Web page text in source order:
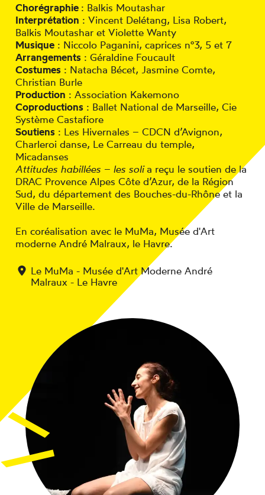
Chorégraphie : Balkis Moutashar
Interprétation : Vincent Delétang, Lisa Robert,
Balkis Moutashar et Violette Wanty
Musique : Niccolo Paganini, caprices n°3, 5 et 7
Arrangements : Géraldine Foucault
Costumes : Natacha Bécet, Jasmine Comte,
Christian Burle
Production : Association Kakemono
Coproductions : Ballet National de Marseille, Cie
Système Castafiore
Soutiens : Les Hivernales – CDCN d’Avignon,
Charleroi danse, Le Carreau du temple,
Micadanses
Attitudes habillées – les solia reçu le soutien de la
DRAC Provence Alpes Côte d’Azur, de la Région
Sud, du département des Bouches-du-Rhône et la
Ville de Marseille.
En coréalisation avec le MuMa, Musée d'Art
moderne André Malraux, le Havre.
Le MuMa - Musée d'Art Moderne André
Malraux - Le Havre